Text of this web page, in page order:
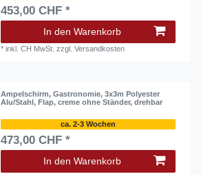
453,00 CHF *
In den Warenkorb
*inkl. CH MwSt. zzgl.Versandkosten
Ampelschirm, Gastronomie, 3x3m Polyester
Alu/Stahl, Flap, creme ohne Ständer, drehbar
ca. 2-3 Wochen
473,00 CHF *
In den Warenkorb